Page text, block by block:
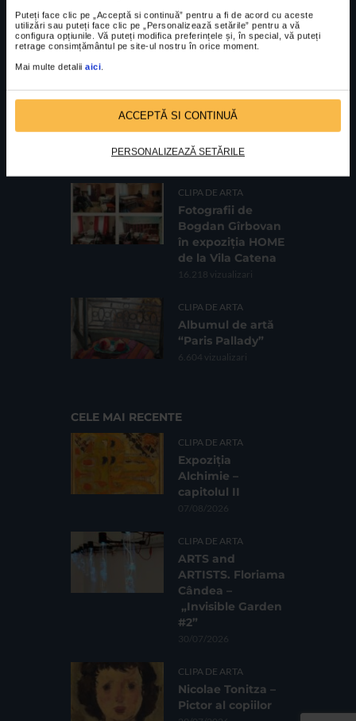
Puteți face clic pe „Acceptă si continuă” pentru a fi de acord cu aceste
utilizări sau puteți face clic pe „Personalizează setările” pentru a vă
configura opțiunile. Vă puteți modifica preferințele și, în special, vă puteți
retrage consimțământul pe site-ul nostru în orice moment.
Mai multe detalii aici
ACCEPTĂ SI CONTINUĂ
PERSONALIZEAZĂ SETĂRILE
CELE MAI VIZUALIZATE
pictură și
sculptură „Sărbăt
Galeria Romană
62.736 vizualizari
CLIPA DE ARTA
Fotografii de
Bogdan Gîrbovan
în expoziția HOME
de la Vila Catena
16.218 vizualizari
CLIPA DE ARTA
Albumul de artă
“Paris Pallady”
6.604 vizualizari
CELE MAI RECENTE
CLIPA DE ARTA
Expoziția
Alchimie –
capitolul II
07/08/2026
CLIPA DE ARTA
ARTS and
ARTISTS. Floriama
Cândea –
„Invisible Garden
#2”
30/07/2026
CLIPA DE ARTA
Nicolae Tonitza –
Pictor al copiilor